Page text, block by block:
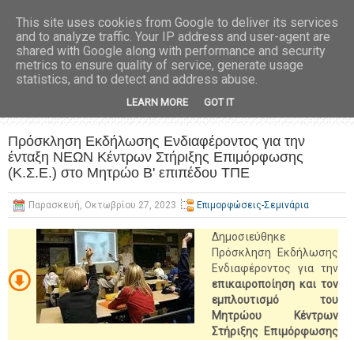
Πρόσκληση Εκδήλωσης Ενδιαφέροντος για την
ένταξη ΝΕΩΝ Κέντρων Στήριξης Επιμόρφωσης
(Κ.Σ.Ε.) στο Μητρώο Β' επιπέδου ΤΠΕ
Παρασκευή, Οκτωβρίου 27, 2023 Επιμορφώσεις-Σεμινάρια
Δημοσιεύθηκε
Πρόσκληση Εκδήλωσης
Ενδιαφέροντος για την
επικαιροποίηση και τον
εμπλουτισμό του
Μητρώου Κέντρων
Στήριξης Επιμόρφωσης
This site uses cookies from Google to deliver its services
and to analyze traffic. Your IP address and user-agent are
shared with Google along with performance and security
metrics to ensure quality of service, generate usage
statistics, and to detect and address abuse.
LEARN MORE GOT IT